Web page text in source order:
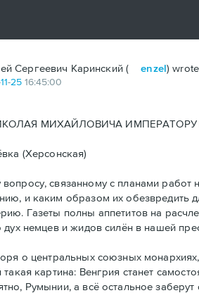
Сергеевич Каринский ( enzel)
11-25 16:45:00
МИХАЙЛОВИЧА
(Херсонская)
связанному с планами работ
и каким образом их обезвредить
Газеты полны аппетитов на
дух немцев и жидов силён в нашей
о центральных союзных
такая картина: Венгрия станет
Румынии, а всё остальное